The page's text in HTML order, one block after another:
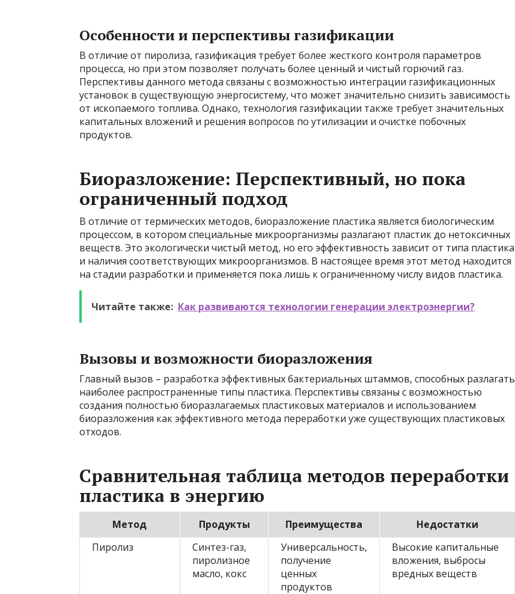
Особенности и перспективы газификации
В отличие от пиролиза, газификация требует более жесткого контроля параметров
процесса, но при этом позволяет получать более ценный и чистый горючий газ.
Перспективы данного метода связаны с возможностью интеграции газификационных
установок в существующую энергосистему, что может значительно снизить зависимость
от ископаемого топлива. Однако, технология газификации также требует значительных
капитальных вложений и решения вопросов по утилизации и очистке побочных
продуктов.
Биоразложение: Перспективный, но пока
ограниченный подход
В отличие от термических методов, биоразложение пластика является биологическим
процессом, в котором специальные микроорганизмы разлагают пластик до нетоксичных
веществ. Это экологически чистый метод, но его эффективность зависит от типа пластика
и наличия соответствующих микроорганизмов. В настоящее время этот метод находится
на стадии разработки и применяется пока лишь к ограниченному числу видов пластика.
Читайте также: Как развиваются технологии генерации электроэнергии?
Вызовы и возможности биоразложения
Главный вызов – разработка эффективных бактериальных штаммов, способных разлагать
наиболее распространенные типы пластика. Перспективы связаны с возможностью
создания полностью биоразлагаемых пластиковых материалов и использованием
биоразложения как эффективного метода переработки уже существующих пластиковых
отходов.
Сравнительная таблица методов переработки
пластика в энергию
Метод Продукты Преимущества
Недостатки
Пиролиз
Синтез-газ,
пиролизное
масло, кокс
Универсальность,
получение
ценных
продуктов
Высокие капитальные
вложения, выбросы
вредных веществ